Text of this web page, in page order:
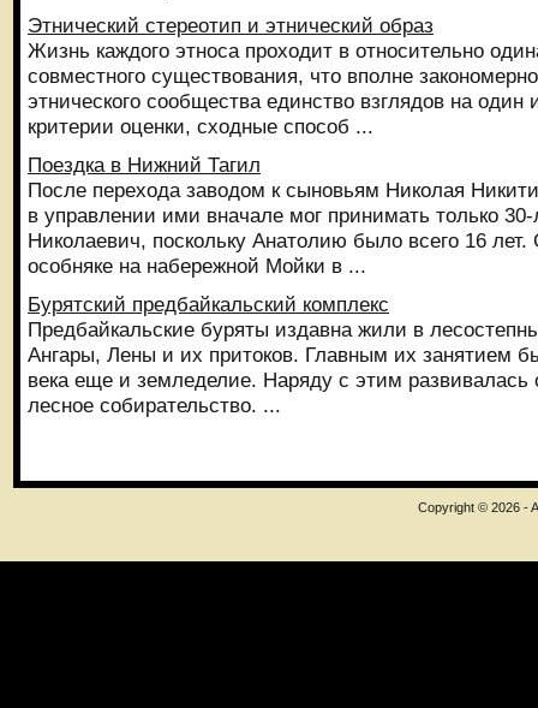
Этнический стереотип и этнический образ
Жизнь каждого этноса проходит в относительно
совместного существования, что вполне
этнического сообщества единство взглядов на
критерии оценки, сходные способ ...
Поездка в Нижний Тагил
После перехода заводом к сыновьям Николая
в управлении ими вначале мог принимать только
Николаевич, поскольку Анатолию было всего 16
особняке на набережной Мойки в ...
Бурятский предбайкальский комплекс
Предбайкальские буряты издавна жили в
Ангары, Лены и их притоков. Главным их занятием
века еще и земледелие. Наряду с этим развивалась
лесное собирательство. ...
Copyright © 2026 -